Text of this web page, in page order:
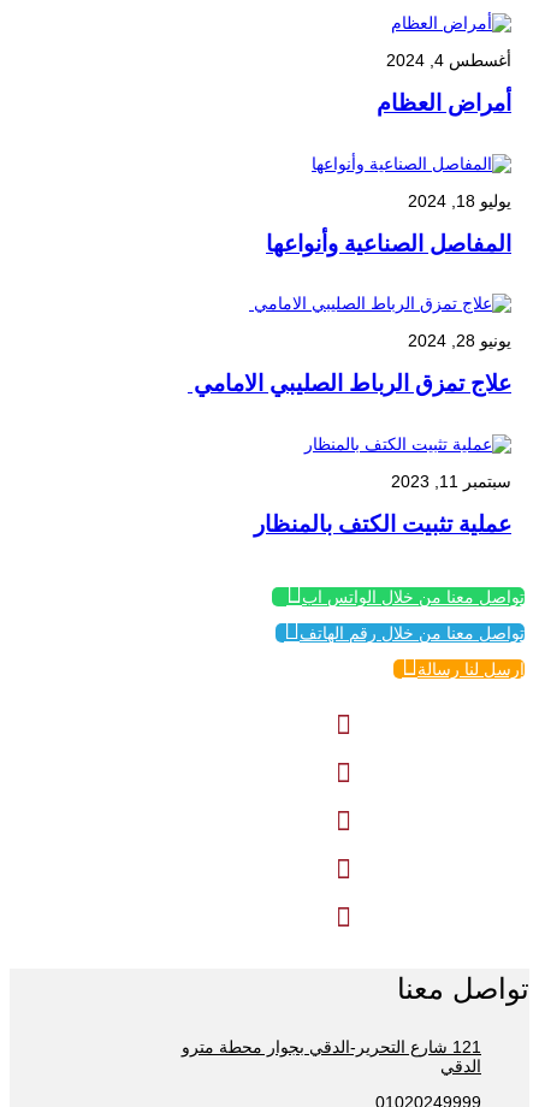
أغسطس 4, 2024
أمراض العظام
يوليو 18, 2024
المفاصل الصناعية وأنواعها
يونيو 28, 2024
علاج تمزق الرباط الصليبي الامامي
سبتمبر 11, 2023
عملية تثبيت الكتف بالمنظار
تواصل معنا من خلال الواتس اب
تواصل معنا من خلال رقم الهاتف
إرسل لنا رسالة





تواصل معنا
121 شارع التحرير-الدقي بجوار محطة مترو
الدقي
01020249999